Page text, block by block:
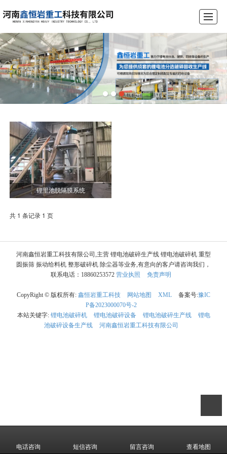
首页 公司介绍 产品展示 锂电池破碎设备生产线 工程案例 新闻动态
锂里池脱隔膜系统
共 1 条记录 1 页
河南鑫恒岩重工科技有限公司,主营 锂电池破碎生产线 锂电池破碎机 重型
圆振筛 振动给料机 整形破碎机 除尘器等业务,有意向的客户请咨询我们，
联系电话：18860253572 营业执照 免责声明
CopyRight © 版权所有: 鑫恒岩重工科技 网站地图 XML 备案号:豫IC
P备2023000070号-2
本站关键字: 锂电池破碎机 锂电池破碎设备 锂电池破碎生产线
锂电
池破碎设备生产线
河南鑫恒岩重工科技有限公司
电话咨询 短信咨询 留言咨询 查看地图